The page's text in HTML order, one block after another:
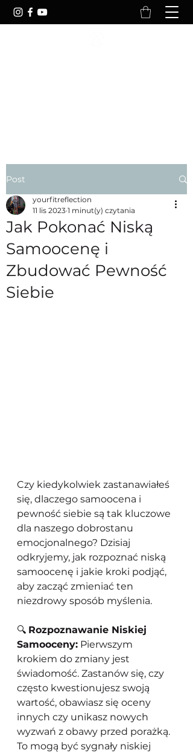
Post
Jak Pokonać Niską
Samoocenę i
Zbudować Pewność
Siebie
yourfitreflection
11 lis 2023 1 minut(y) czytania
Czy kiedykolwiek zastanawiałeś
się, dlaczego samoocena i
pewność siebie są tak kluczowe
dla naszego dobrostanu
emocjonalnego? Dzisiaj
odkryjemy, jak rozpoznać niską
samoocenę i jakie kroki podjąć,
aby zacząć zmieniać ten
niezdrowy sposób myślenia.
🔍 Rozpoznawanie Niskiej
Samooceny: Pierwszym
krokiem do zmiany jest
świadomość. Zastanów się, czy
często kwestionujesz swoją
wartość, obawiasz się oceny
innych czy unikasz nowych
wyzwań z obawy przed porażką.
To mogą być sygnały niskiej